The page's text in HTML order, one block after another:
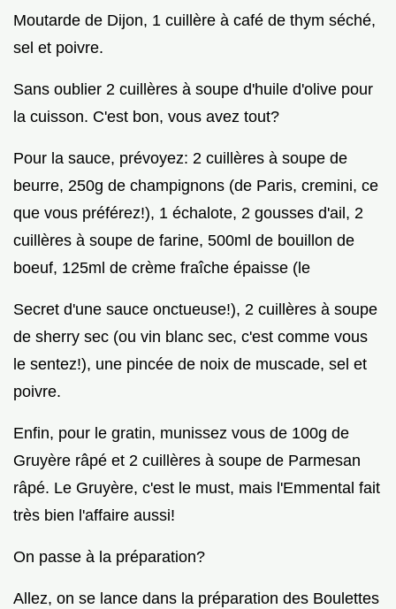
Moutarde de Dijon, 1 cuillère à café de thym séché,
sel et poivre.
Sans oublier 2 cuillères à soupe d'huile d'olive pour
la cuisson. C'est bon, vous avez tout?
Pour la sauce, prévoyez: 2 cuillères à soupe de
beurre, 250g de champignons (de Paris, cremini, ce
que vous préférez!), 1 échalote, 2 gousses d'ail, 2
cuillères à soupe de farine, 500ml de bouillon de
boeuf, 125ml de crème fraîche épaisse (le
Secret d'une sauce onctueuse!), 2 cuillères à soupe
de sherry sec (ou vin blanc sec, c'est comme vous
le sentez!), une pincée de noix de muscade, sel et
poivre.
Enfin, pour le gratin, munissez vous de 100g de
Gruyère râpé et 2 cuillères à soupe de Parmesan
râpé. Le Gruyère, c'est le must, mais l'Emmental fait
très bien l'affaire aussi!
On passe à la préparation?
Allez, on se lance dans la préparation des Boulettes